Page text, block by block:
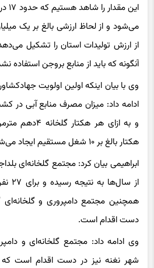
از ارزش تولیدات استان را تشکیل
آنگونه که باید از منابع بروجن استفاده
وی با بیان اینکه اولین اولویت
ادامه داد: میزان مصرف منابع آبی در
و به ازای هر
هکتار بالغ بر ۱۰ شغل مستقیم ایجاد می‌شود.
از
دست اقدام است.
وی ادامه داد: مجتمع گلخانه‌ای و
شهر نغنه نیز در دست اقدام است که